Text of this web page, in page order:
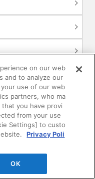
on our web
and to analyze our
use of our web
partners, who ma
you have provi
from your use
Settings] to custo
Privacy Poli
OK